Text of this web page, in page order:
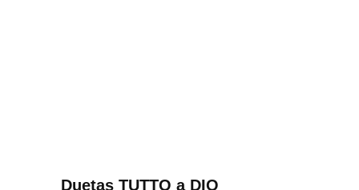
Duetas TUTTO a DIO